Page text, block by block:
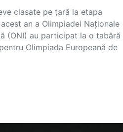
clasate pe țară la etapa
an a Olimpiadei Naționale
(ONI) au participat la o tabără
Olimpiada Europeană de